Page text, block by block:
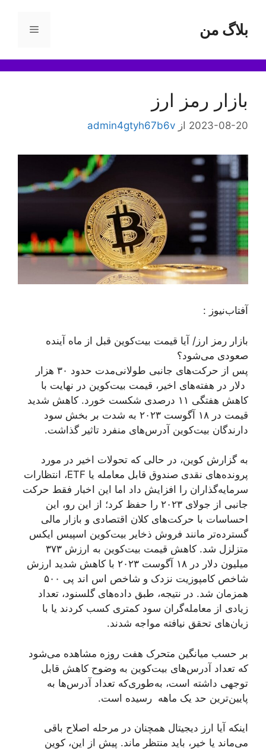
محتوابلاگ من فهرست
بازار رمز ارز
2023-08-20 از admin4gtyh67b6v
آفتاب‌‌نیوز :
بازار رمز ارز/ آیا قیمت بیت‌کوین قبل از ماه آینده
صعودی می‌شود؟
پس از حرکت‌های جانبی طولانی‌مدت حدود ۳۰ هزار
دلار در هفته‌های اخیر، قیمت بیت‌کوین در نهایت با
کاهش هفتگی ۱۱ درصدی شکست خورد. کاهش شدید
قیمت در ۱۸ آگوست ۲۰۲۳ به شدت بر بخش سود
دارندگان بیت‌کوین آدرس‌های منفرد تاثیر گذاشت.
به گزارش کوین، در حالی که تحولات اخیر در مورد
پرونده‌های نقدی صندوق قابل معامله یا ETF، انتظارات
سرمایه‌گذاران را افزایش داد اما این اخبار فقط حرکت
جانبی از جولای ۲۰۲۳ را حفظ کرد؛ از این رو، این
احساسات با حرکت‌های کلان اقتصادی و بازار مالی
گسترده‌تر مانند فروش ذخایر بیت‌کوین اسپیس ایکس
متزلزل شد. کاهش قیمت بیت‌کوین به ارزش ۳۷۳
میلیون دلار در ۱۸ آگوست ۲۰۲۳ با کاهش شدید ارزش
شاخص کامپوزیت نزدک و شاخص اس اند پی ۵۰۰
همزمان شد. در نتیجه، طبق داده‌های گلسنود، تعداد
زیادی از معامله‌گران سود کمتری کسب کردند یا با
زیان‌های تحقق نیافته مواجه شدند.
بر حسب میانگین متحرک هفت روزه مشاهده می‌شود
که تعداد آدرس‌های بیت‌کوین به وضوح کاهش قابل
توجهی داشته است، به‌طوری‌که تعداد آدرس‌ها به
پایین‌ترین حد یک ماهه رسیده است.
اینکه آیا ارز دیجیتال همچنان در مرحله اصلاح باقی
می‌ماند یا خیر، باید منتظر ماند. پیش از این، کوین